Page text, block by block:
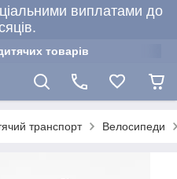
виплатами до
товарів
транспорт Велосипеди